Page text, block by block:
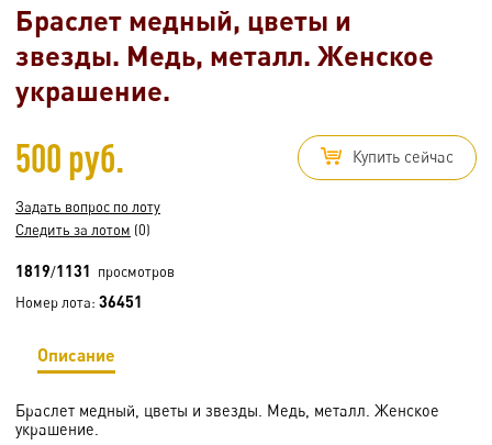
Браслет медный, цветы и
звезды. Медь, металл. Женское
украшение.
500 руб. Купить сейчас
Задать вопрос по лоту
Следить за лотом (0)
1819/1131 просмотров
Номер лота: 36451
Описание
Браслет медный, цветы и звезды. Медь, металл. Женское
украшение.